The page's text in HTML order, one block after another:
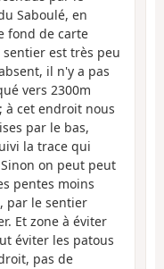
Saboulé, en
fond de carte
est très peu
il n'y a pas
vers 2300m
à cet endroit nous
par le bas,
la trace qui
on peut peut
pentes moins
par le sentier
Et zone à éviter
éviter les patous
pas de